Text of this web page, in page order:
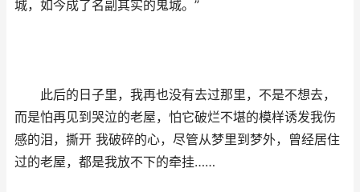
城，如今成了名副其实的鬼城。”
此后的日子里，我再也没有去过那里，不是不想去，
而是怕再见到哭泣的老屋，怕它破烂不堪的模样诱发我伤
感的泪，撕开 我破碎的心，尽管从梦里到梦外，曾经居住
过的老屋，都是我放不下的牵挂……